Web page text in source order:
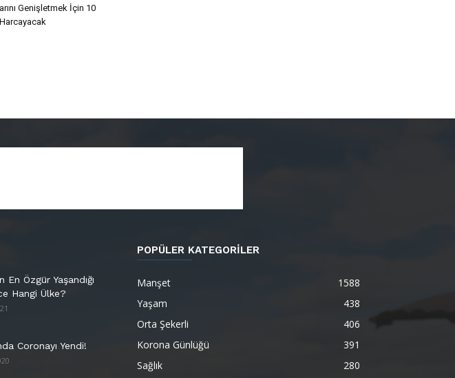
Genişletmek İçin 10
En Özgür Yaşandığı
Hangi Ülke?
Coronayı Yendi!
POPÜLER KATEGORİLER
Manşet
1588
Yaşam
438
Orta Şekerli
406
Korona Günlüğü
391
Sağlık
280